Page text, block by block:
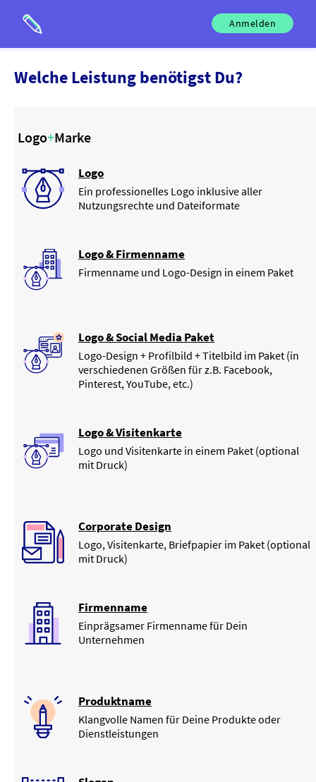
Anmelden
WelcheLeistungbenötigst Du?
Logo+Marke
Logo
Ein professionelles Logo inklusive aller
Nutzungsrechte und Dateiformate
Logo & Firmenname
Firmenname und Logo-Design in einem Paket
Logo & Social Media Paket
Logo-Design + Profilbild + Titelbild im Paket (in
verschiedenen Größen für z.B. Facebook,
Pinterest, YouTube, etc.)
Logo & Visitenkarte
Logo und Visitenkarte in einem Paket (optional
mit Druck)
Corporate Design
Logo, Visitenkarte, Briefpapier im Paket (optional
mit Druck)
Firmenname
Einprägsamer Firmenname für Dein
Unternehmen
Produktname
Klangvolle Namen für Deine Produkte oder
Dienstleistungen